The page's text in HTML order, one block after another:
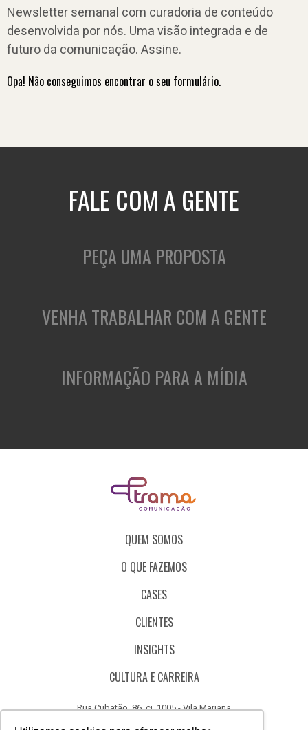
Newsletter semanal com curadoria de conteúdo
desenvolvida por nós. Uma visão integrada e de
futuro da comunicação. Assine.
Opa! Não conseguimos encontrar o seu formulário.
FALE COM A GENTE
PEÇA UMA PROPOSTA
VENHA TRABALHAR COM A GENTE
INFORMAÇÃO PARA A MÍDIA
QUEM SOMOS
O QUE FAZEMOS
CASES
CLIENTES
INSIGHTS
CULTURA E CARREIRA
Rua Cubatão, 86, cj. 1005 - Vila Mariana